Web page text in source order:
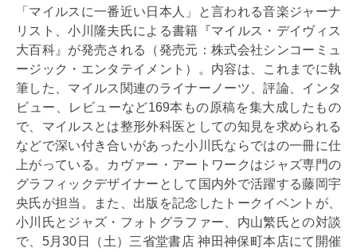
「マイルスに一番近い日本人」と言われる音楽ジャーナ
リスト、小川隆夫氏による書籍『マイルス・デイヴィス
大百科』が発売される（発売元：株式会社シンコーミュ
ージック・エンタテイメント）。内容は、これまでに執
筆した、マイルス関連のライナーノーツ、評論、インタ
ビュー、レビューなど169本もの原稿を集大成したもの
で、マイルスとは整形外科医としての知見を求められる
などで深い付き合いがあった小川氏ならではの一冊に仕
上がっている。カヴァー・アートワークはジャズ専門の
グラフィックデザイナーとして国内外で活躍する藤岡宇
央氏が担当。また、出版を記念したトークイベントが、
小川氏とジャズ・フォトグラファー、内山繁氏との対談
で、5月30日（土）三省堂書店 神田神保町本店にて開催